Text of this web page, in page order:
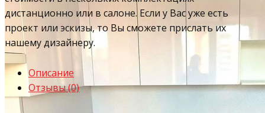
дистанционно или в салоне. Если у Вас уже есть
проект или эскизы, то Вы сможете прислать их
нашему дизайнеру.
Описание
Отзывы (0)